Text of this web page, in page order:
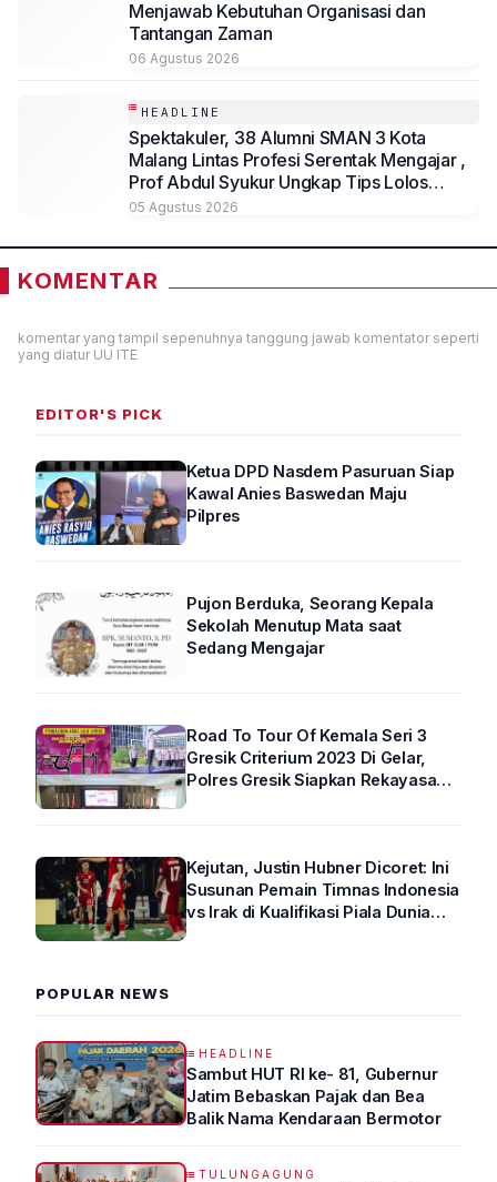
Menjawab Kebutuhan Organisasi dan
Tantangan Zaman
06 Agustus 2026
HEADLINE
Spektakuler, 38 Alumni SMAN 3 Kota
Malang Lintas Profesi Serentak Mengajar ,
Prof Abdul Syukur Ungkap Tips Lolos
Fakultas Kedokteran
05 Agustus 2026
KOMENTAR
komentar yang tampil sepenuhnya tanggung jawab komentator seperti
yang diatur UU ITE
EDITOR'S PICK
Ketua DPD Nasdem Pasuruan Siap
Kawal Anies Baswedan Maju
Pilpres
Pujon Berduka, Seorang Kepala
Sekolah Menutup Mata saat
Sedang Mengajar
Road To Tour Of Kemala Seri 3
Gresik Criterium 2023 Di Gelar,
Polres Gresik Siapkan Rekayasa
Kejutan, Justin Hubner Dicoret: Ini
Susunan Pemain Timnas Indonesia
vs Irak di Kualifikasi Piala Dunia
POPULAR NEWS
HEADLINE
Sambut HUT RI ke- 81, Gubernur
Jatim Bebaskan Pajak dan Bea
Balik Nama Kendaraan Bermotor
TULUNGAGUNG